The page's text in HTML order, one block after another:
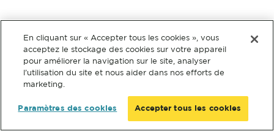
En cliquant sur « Accepter tous les cookies », vous
acceptez le stockage des cookies sur votre appareil
pour améliorer la navigation sur le site, analyser
l’utilisation du site et nous aider dans nos efforts de
marketing.
Paramètres des cookies Accepter tous les cookies